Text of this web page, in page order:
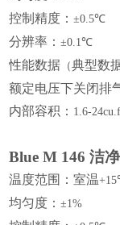
控制精度：±0.5℃
分辨率：±0.1℃
性能数据 （典型数
额定电压下关闭排
内部容积： 1.6-
Blue M 146洁
温度范围：室温
均匀度：±1%